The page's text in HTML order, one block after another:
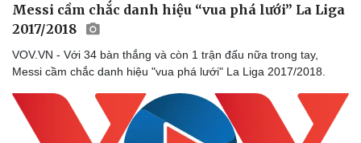
Sức khỏe
Cây thuốc
Sản phụ khoa
Nhi khoa
Nam khoa
Làm đẹp - giảm cân
Đời sống
Blog
Tình yêu - Gia đình
Messi cầm chắc danh hiệu “vua phá lưới” La Liga
2017/2018
VOV.VN - Với 34 bàn thắng và còn 1 trận đấu nữa trong tay,
Messi cầm chắc danh hiệu "vua phá lưới" La Liga 2017/2018.